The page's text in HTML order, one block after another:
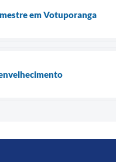
em Votuporanga